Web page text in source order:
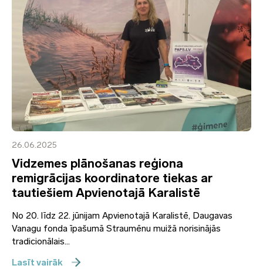
26.06.2025
Vidzemes plānošanas reģiona
remigrācijas koordinatore tiekas ar
tautiešiem Apvienotajā Karalistē
No 20. līdz 22. jūnijam Apvienotajā Karalistē, Daugavas
Vanagu fonda īpašumā Straumēnu muižā norisinājās
tradicionālais...
Lasīt vairāk